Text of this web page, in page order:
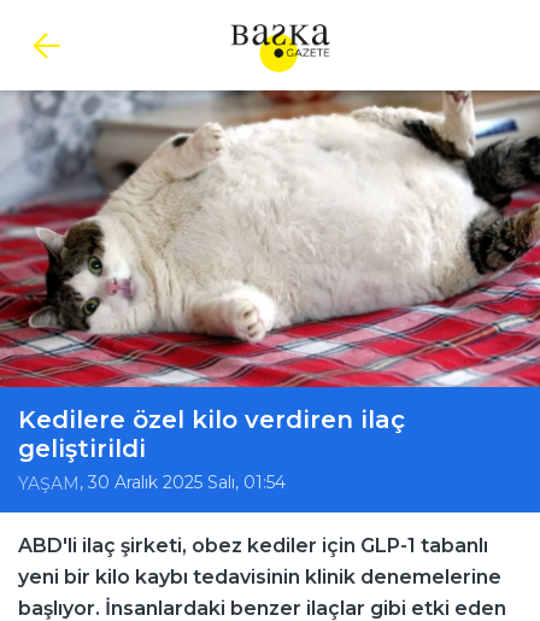
Kedilere özel kilo verdiren ilaç
geliştirildi
YAŞAM, 30 Aralık 2025 Salı, 01:54
ABD'li ilaç şirketi, obez kediler için GLP-1 tabanlı
yeni bir kilo kaybı tedavisinin klinik denemelerine
başlıyor. İnsanlardaki benzer ilaçlar gibi etki eden